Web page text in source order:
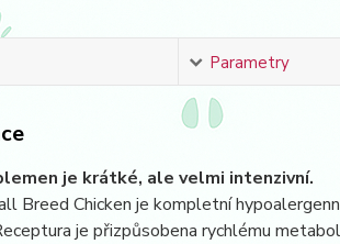
Parametry
je krátké, ale velmi intenzivní.
Breed Chicken je kompletní
je přizpůsobena rychlému